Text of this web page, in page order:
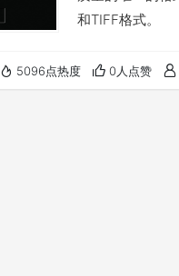
和TIFF格式。
5096点热度 0人点赞